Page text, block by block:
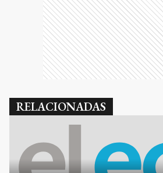
RELACIONADAS